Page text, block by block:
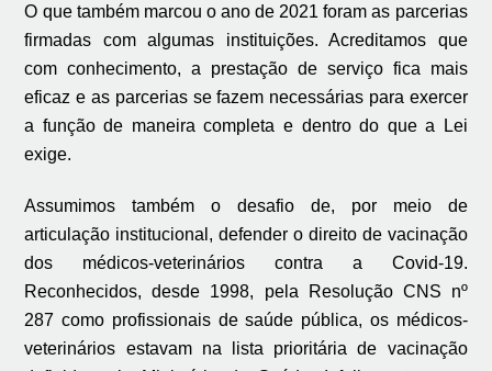
O que também marcou o ano de 2021 foram as parcerias
firmadas com algumas instituições. Acreditamos que
com conhecimento, a prestação de serviço fica mais
eficaz e as parcerias se fazem necessárias para exercer
a função de maneira completa e dentro do que a Lei
exige.
Assumimos também o desafio de, por meio de
articulação institucional, defender o direito de vacinação
dos médicos-veterinários contra a Covid-19.
Reconhecidos, desde 1998, pela Resolução CNS nº
287 como profissionais de saúde pública, os médicos-
veterinários estavam na lista prioritária de vacinação